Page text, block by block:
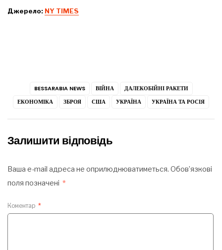
Джерело: NY TIMES
BESSARABIA NEWS ВІЙНА
ДАЛЕКОБІЙНІ РАКЕТИ
ЕКОНОМІКА
ЗБРОЯ США УКРАЇНА УКРАЇНА ТА РОСІЯ
Залишити відповідь
Ваша e-mail адреса не оприлюднюватиметься. Обов’язкові
поля позначені *
Коментар *